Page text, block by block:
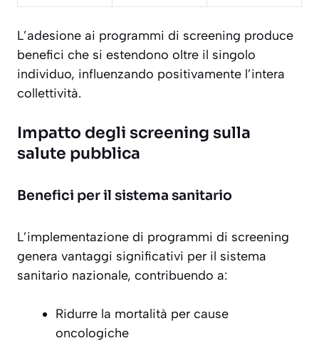
L’adesione ai programmi di screening produce
benefici che si estendono oltre il singolo
individuo, influenzando positivamente l’intera
collettività.
Impatto degli screening sulla
salute pubblica
Benefici per il sistema sanitario
L’implementazione di programmi di screening
genera vantaggi significativi per il sistema
sanitario nazionale, contribuendo a:
Ridurre la mortalità per cause
oncologiche